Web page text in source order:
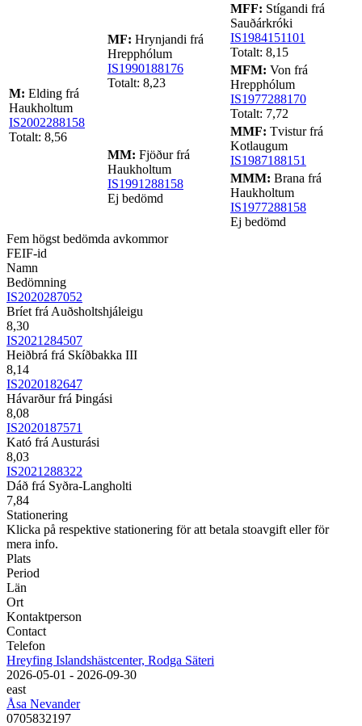
M: Elding frá
Haukholtum
IS2002288158
Totalt: 8,56
MF: Hrynjandi frá
Hrepphólum
IS1990188176
Totalt: 8,23
MFF: Stígandi frá
Sauðárkróki
IS1984151101
Totalt: 8,15
MFM: Von frá
Hrepphólum
IS1977288170
Totalt: 7,72
MM: Fjöður frá
Haukholtum
IS1991288158
Ej bedömd
MMF: Tvistur frá
Kotlaugum
IS1987188151
MMM: Brana frá
Haukholtum
IS1977288158
Ej bedömd
Fem högst bedömda avkommor
FEIF-id
Namn
Bedömning
IS2020287052
Bríet frá Auðsholtshjáleigu
8,30
IS2021284507
Heiðbrá frá Skíðbakka III
8,14
IS2020182647
Hávarður frá Þingási
8,08
IS2020187571
Kató frá Austurási
8,03
IS2021288322
Dáð frá Syðra-Langholti
7,84
Stationering
Klicka på respektive stationering för att betala stoavgift eller för
mera info.
Plats
Period
Län
Ort
Kontaktperson
Contact
Telefon
Hreyfing Islandshästcenter, Rodga Säteri
2026-05-01 - 2026-09-30
east
Åsa Nevander
0705832197